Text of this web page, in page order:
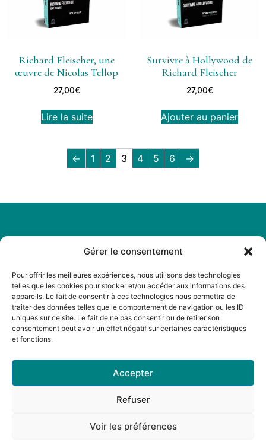
Gérer le consentement
Pour offrir les meilleures expériences, nous utilisons des technologies
telles que les cookies pour stocker et/ou accéder aux informations des
appareils. Le fait de consentir à ces technologies nous permettra de
traiter des données telles que le comportement de navigation ou les ID
uniques sur ce site. Le fait de ne pas consentir ou de retirer son
consentement peut avoir un effet négatif sur certaines caractéristiques
et fonctions.
Accepter
Refuser
Voir les préférences
Richard Fleischer, une
œuvre de Nicolas Tellop
27,00€
Lire la suite
Survivre à Hollywood de
Richard Fleischer
27,00€
Ajouter au panier
← 1 2 3 4 5 6 →
Accueil
A propos
Actualités
Boutique
Contact
Mentions
légales
Politique de
cookies
Politique de
CGV